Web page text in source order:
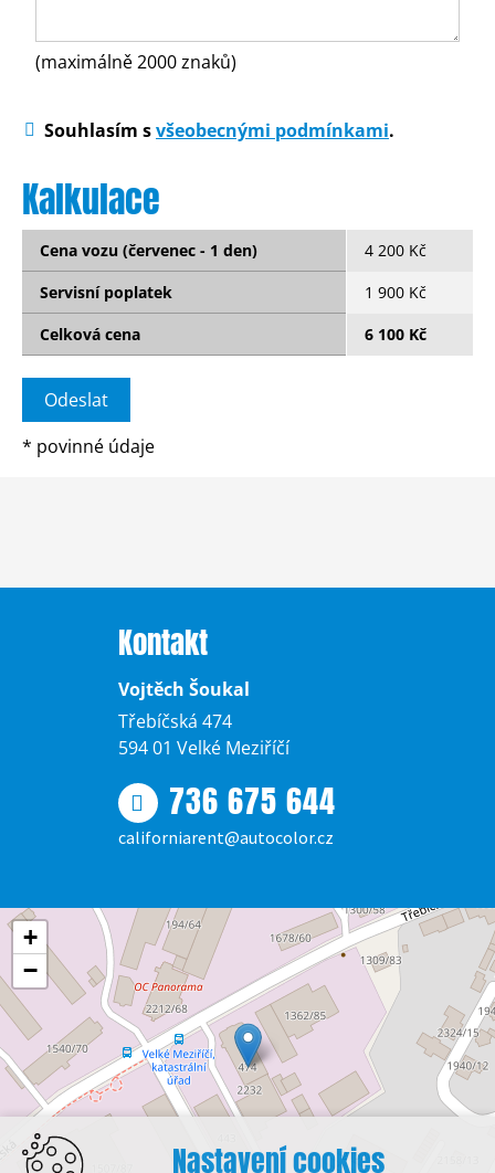
(maximálně 2000 znaků)
Souhlasím svšeobecnými podmínkami.
Kalkulace
Cena vozu (červenec - 1 den)
4 200 Kč
Servisní poplatek
1 900 Kč
Celková cena
6 100 Kč
* povinné údaje
Kontakt
Vojtěch Šoukal
Třebíčská 474
594 01 Velké Meziříčí
736 675 644
californiarent@autocolor.cz
+
−
Nastavení cookies